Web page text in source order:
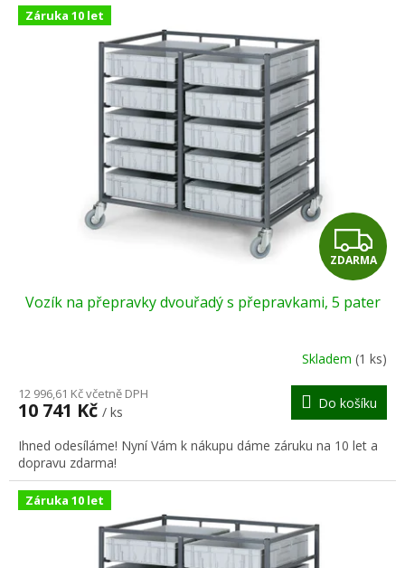
Záruka 10 let
Z
D
A
R
M
A
ZDARMA
Vozík na přepravky dvouřadý s přepravkami, 5 pater
Skladem (1 ks)
12 996,61 Kč včetně DPH
10 741 Kč / ks
Do košíku
Ihned odesíláme! Nyní Vám k nákupu dáme záruku na 10 let a
dopravu zdarma!
Záruka 10 let